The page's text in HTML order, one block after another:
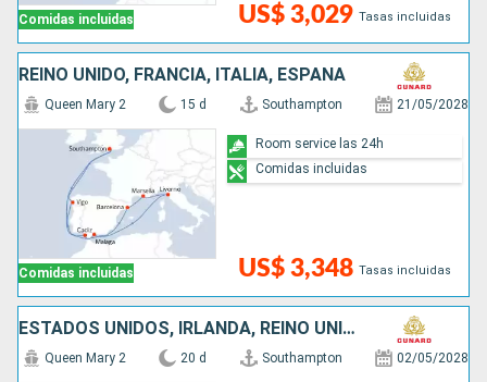
Comidas incluidas US$ 3,029 Tasas incluidas
REINO UNIDO, FRANCIA, ITALIA, ESPAÑA
Comidas incluidas
Queen Mary 2 15 d Southampton 21/05/2028
US$ 3,348 Tasas incluidas
Room service las 24h
Comidas incluidas
ESTADOS UNIDOS, IRLANDA, REINO UNIDO
Queen Mary 2 20 d Southampton 02/05/2028